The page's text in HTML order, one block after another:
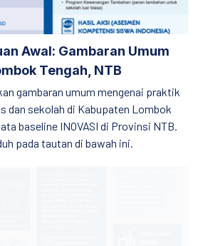
Awal: Gambaran Umum
Tengah, NTB
gambaran umum mengenai praktik
dan sekolah di Kabupaten Lombok
baseline INOVASI di Provinsi NTB.
pada tautan di bawah ini.